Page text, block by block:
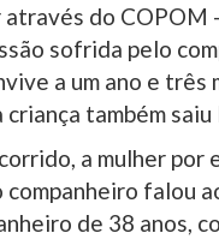
do COPOM
sofrida pelo
a um ano e três
criança também
a mulher por
companheiro falou
de 38 anos,